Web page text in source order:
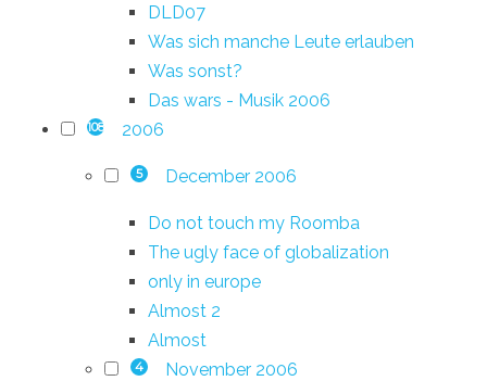
DLD07
Was sich manche Leute erlauben
Was sonst?
Das wars - Musik 2006
108 2006
5 December 2006
Do not touch my Roomba
The ugly face of globalization
only in europe
Almost 2
Almost
4 November 2006